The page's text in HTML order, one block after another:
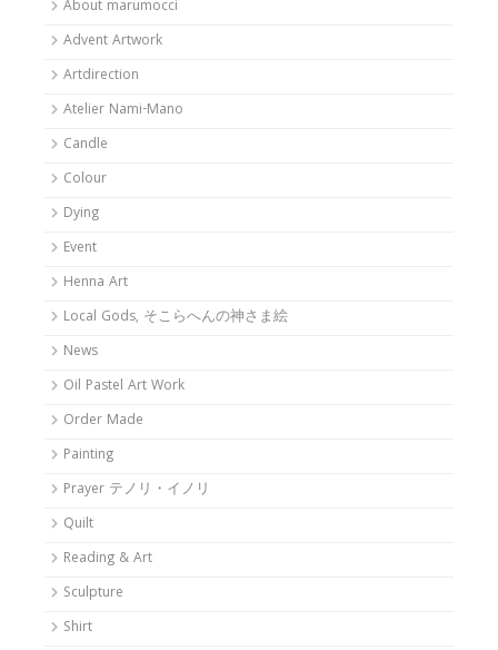
About marumocci
Advent Artwork
Artdirection
Atelier Nami-Mano
Candle
Colour
Dying
Event
Henna Art
Local Gods, そこらへんの神さま絵
News
Oil Pastel Art Work
Order Made
Painting
Prayer テノリ・イノリ
Quilt
Reading & Art
Sculpture
Shirt